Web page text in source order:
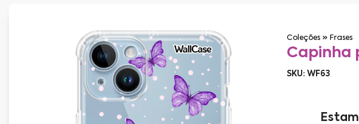
Coleções Frases
Capinha
SKU: WF63